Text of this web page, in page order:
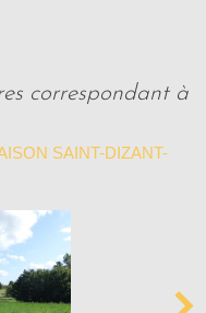
SAINT-DIZANT-